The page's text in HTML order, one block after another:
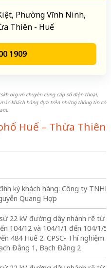
Phường Vĩnh Ninh,
Thiên - Huế
1909
chuyên cung cấp số điện thoại,
khách hàng dựa trên những thông tin có
Huế – Thừa Thiên
kỳ khách hàng: Công ty TNHH
Quang Hợp
22 kV đường dây nhánh rẽ từ vị
104/12 và 104/1/1 đến 104/1/5
484 Huế 2. CPSC- Thí nghiệm
Đằng 1, Bạch Đằng 2